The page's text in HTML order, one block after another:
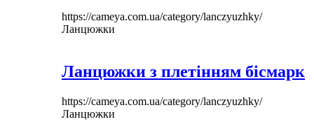
https://cameya.com.ua/category/lanczyuzhky/
Ланцюжки
Ланцюжки з плетінням бісмарк
https://cameya.com.ua/category/lanczyuzhky/
Ланцюжки